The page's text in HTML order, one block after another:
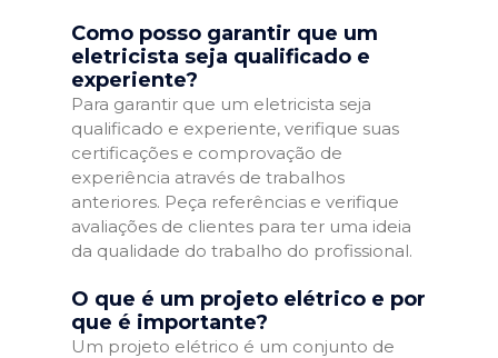
Como posso garantir que um
eletricista seja qualificado e
experiente?
Para garantir que um eletricista seja
qualificado e experiente, verifique suas
certificações e comprovação de
experiência através de trabalhos
anteriores. Peça referências e verifique
avaliações de clientes para ter uma ideia
da qualidade do trabalho do profissional.
O que é um projeto elétrico e por
que é importante?
Um projeto elétrico é um conjunto de